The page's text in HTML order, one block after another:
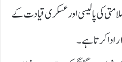
کی پالیسی اور عسکری قیادت کے
ادا کرتا ہے۔